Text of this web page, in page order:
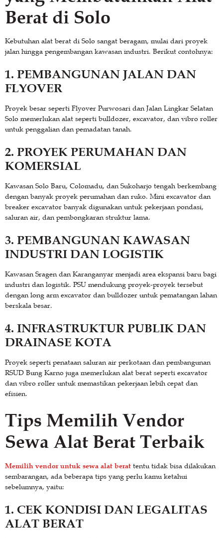
Berat di Solo
Kebutuhan alat berat di Solo sangat beragam, mulai dari proyek
jalan hingga pengembangan kawasan industri. Berikut contohnya:
1. PEMBANGUNAN JALAN DAN
FLYOVER
Proyek besar seperti Flyover Purwosari dan Jalan Lingkar Selatan
Solo memerlukan alat seperti bulldozer, excavator, dan vibro roller
untuk penggalian dan pemadatan tanah.
2. PROYEK PERUMAHAN DAN
KOMERSIAL
Kawasan Solo Baru, Colomadu, dan Sukoharjo tengah berkembang
dengan banyak proyek perumahan dan ruko. Mini excavator dan
breaker excavator banyak digunakan untuk pekerjaan pondasi,
saluran air, dan pembongkaran struktur lama.
3. PEMBANGUNAN KAWASAN
INDUSTRI DAN LOGISTIK
Kawasan Sragen dan Karanganyar menjadi area ekspansi baru bagi
industri dan logistik. PSU mendukung proyek-proyek tersebut
dengan long arm excavator dan bulldozer untuk pematangan lahan
berskala besar.
4. INFRASTRUKTUR PUBLIK DAN
DRAINASE KOTA
Proyek seperti penataan saluran air perkotaan dan pembangunan
RSUD Bung Karno juga memerlukan alat berat seperti excavator
dan vibro roller untuk memastikan pekerjaan lebih cepat dan
efisien.
Tips Memilih Vendor
Sewa Alat Berat Terbaik
Memilih vendor untuk sewa alat berat tentu tidak bisa dilakukan
sembarangan, ada beberapa tips yang perlu kamu ketahui
sebelumnya, yaitu:
1. CEK KONDISI DAN LEGALITAS
ALAT BERAT